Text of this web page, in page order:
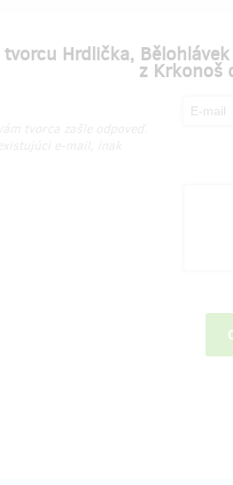
tvorcu Hrdlička,
z Krkonoš